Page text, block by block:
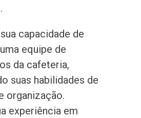
capacidade de
equipe de
da cafeteria,
suas habilidades de
organização.
experiência em